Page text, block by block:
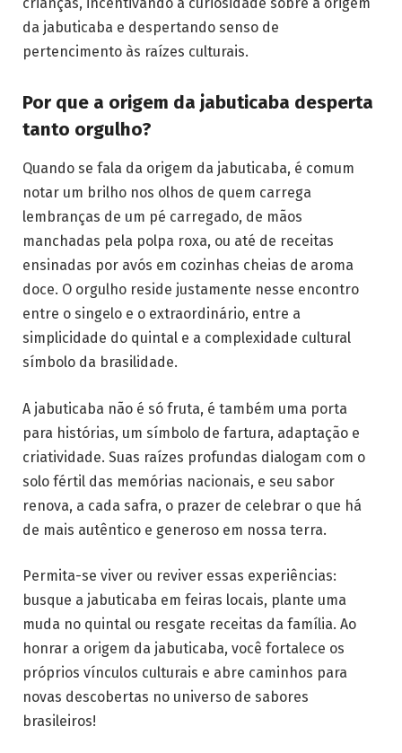
da jabuticaba e despertando senso de
pertencimento às raízes culturais.
Por que a origem da jabuticaba desperta
tanto orgulho?
Quando se fala da origem da jabuticaba, é comum
notar um brilho nos olhos de quem carrega
lembranças de um pé carregado, de mãos
manchadas pela polpa roxa, ou até de receitas
ensinadas por avós em cozinhas cheias de aroma
doce. O orgulho reside justamente nesse encontro
entre o singelo e o extraordinário, entre a
simplicidade do quintal e a complexidade cultural
símbolo da brasilidade.
A jabuticaba não é só fruta, é também uma porta
para histórias, um símbolo de fartura, adaptação e
criatividade. Suas raízes profundas dialogam com o
solo fértil das memórias nacionais, e seu sabor
renova, a cada safra, o prazer de celebrar o que há
de mais autêntico e generoso em nossa terra.
Permita-se viver ou reviver essas experiências:
busque a jabuticaba em feiras locais, plante uma
muda no quintal ou resgate receitas da família. Ao
honrar a origem da jabuticaba, você fortalece os
próprios vínculos culturais e abre caminhos para
novas descobertas no universo de sabores
brasileiros!